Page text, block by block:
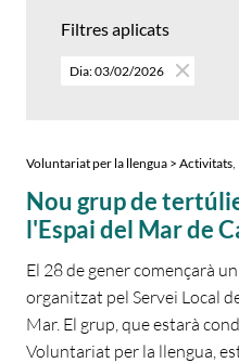
Filtres aplicats
Dia: 03/02/2026
Voluntariat per la llengua > Activitats
Nou grup de
l'Espai del Mar de
El 28 de gener començarà
organitzat pel Servei Local
Mar. El grup, que estarà
Voluntariat per la llengua,